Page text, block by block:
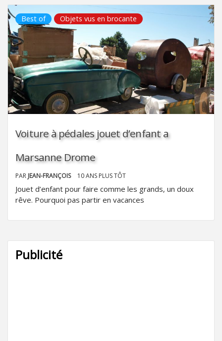
Best of Objets vus en brocante
Voiture à pédales jouet d’enfant a
Marsanne Drome
PAR JEAN-FRANÇOIS 10 ANS PLUS TÔT
Jouet d’enfant pour faire comme les grands, un doux
rêve. Pourquoi pas partir en vacances
Publicité